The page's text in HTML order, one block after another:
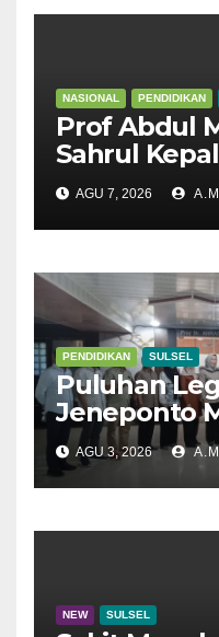
NASIONAL PENDIDIKAN
Prof Abdul
Sahrul
AGU 7, 2026
PENDIDIKAN SULSEL
Puluhan
Jeneponto
Disdik Sulsel
AGU 3, 2026
NEW SULSEL